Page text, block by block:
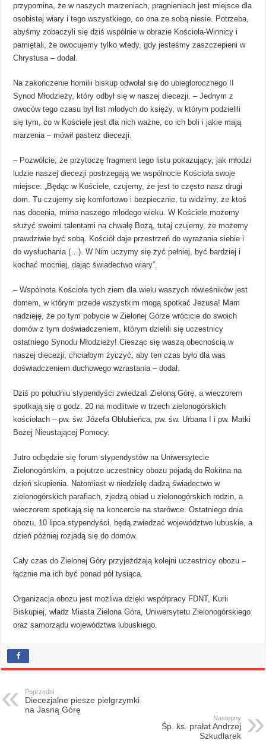
przypomina, że w naszych marzeniach, pragnieniach jest miejsce dla
osobistej wiary i tego wszystkiego, co ona ze sobą niesie. Potrzeba,
abyśmy zobaczyli się dziś wspólnie w obrazie Kościoła-Winnicy i
pamiętali, że owocujemy tylko wtedy, gdy jesteśmy zaszczepieni w
Chrystusa – dodał.
Na zakończenie homilii biskup odwołał się do ubiegłorocznego II
Synod Młodzieży, który odbył się w naszej diecezji. – Jednym z
owoców tego czasu był list młodych do księży, w którym podzielili
się tym, co w Kościele jest dla nich ważne, co ich boli i jakie mają
marzenia – mówił pasterz diecezji.
– Pozwólcie, że przytoczę fragment tego listu pokazujący, jak młodzi
ludzie naszej diecezji postrzegają we wspólnocie Kościoła swoje
miejsce: „Będąc w Kościele, czujemy, że jest to często nasz drugi
dom. Tu czujemy się komfortowo i bezpiecznie, tu widzimy, że ktoś
nas docenia, mimo naszego młodego wieku. W Kościele możemy
służyć swoimi talentami na chwałę Bożą, tutaj czujemy, że możemy
prawdziwie być sobą. Kościół daje przestrzeń do wyrażania siebie i
do wysłuchania (…). W Nim uczymy się żyć pełniej, być bardziej i
kochać mocniej, dając świadectwo wiary”.
– Wspólnota Kościoła tych ziem dla wielu waszych rówieśników jest
domem, w którym przede wszystkim mogą spotkać Jezusa! Mam
nadzieję, że po tym pobycie w Zielonej Górze wrócicie do swoich
domów z tym doświadczeniem, którym dzielili się uczestnicy
ostatniego Synodu Młodzieży! Ciesząc się waszą obecnością w
naszej diecezji, chciałbym życzyć, aby ten czas było dla was
doświadczeniem duchowego wzrastania – dodał.
Dziś po południu stypendyści zwiedzali Zieloną Górę, a wieczorem
spotkają się o godz. 20 na modlitwie w trzech zielonogórskich
kościołach – pw. św. Józefa Oblubieńca, pw. św. Urbana I i pw. Matki
Bożej Nieustającej Pomocy.
Jutro odbędzie się forum stypendystów na Uniwersytecie
Zielonogórskim, a pojutrze uczestnicy obozu pojadą do Rokitna na
dzień skupienia. Natomiast w niedzielę dadzą świadectwo w
zielonogórskich parafiach, zjedzą obiad u zielonogórskich rodzin, a
wieczorem spotkają się na koncercie na starówce. Ostatniego dnia
obozu, 10 lipca stypendyści, będą zwiedzać województwo lubuskie, a
dzień później rozjadą się do domów.
Cały czas do Zielonej Góry przyjeżdżają kolejni uczestnicy obozu –
łącznie ma ich być ponad pół tysiąca.
Organizacja obozu jest możliwa dzięki współpracy FDNT, Kurii
Biskupiej, władz Miasta Zielona Góra, Uniwersytetu Zielonogórskiego
oraz samorządu województwa lubuskiego.
Poprzedni
Diecezjalne piesze pielgrzymki
na Jasną Górę
Następny
Śp. ks. prałat Andrzej
Szkudlarek